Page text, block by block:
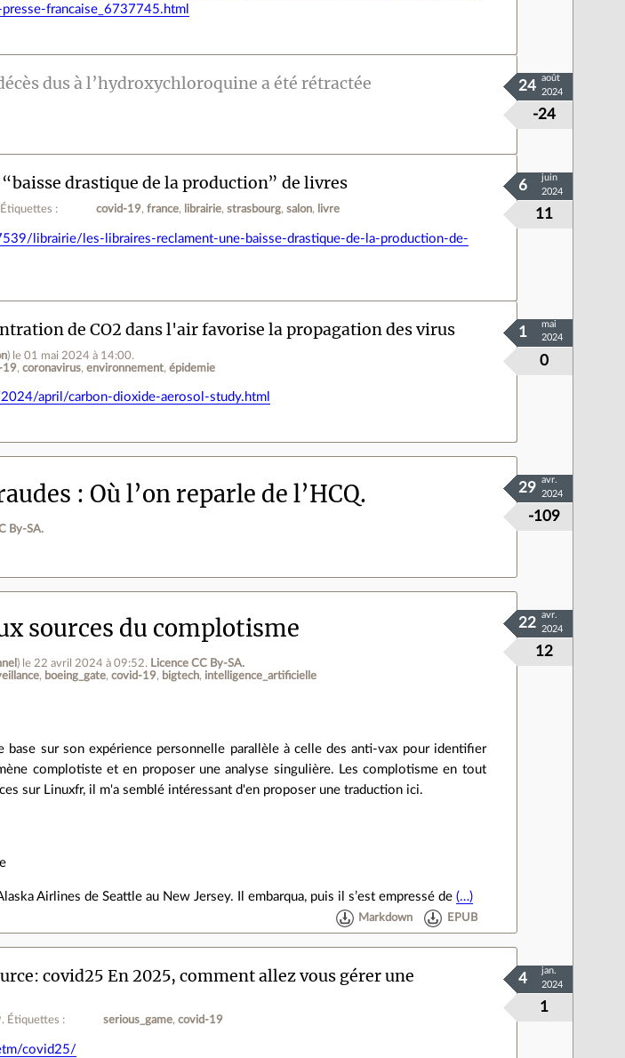
francaise_6737745.html
dus à l’hydroxychloroquine a été rétractée
-24
24
août
2024
drastique de la production” de livres
Étiquettes : covid-19 france librairie strasbourg salon livre 11
6
juin
2024
librairie/les-libraires-reclament-une-baisse-drastique-de-la-production-de-
de CO2 dans l'air favorise la propagation des virus
) le 01 mai 2024 à 14:00.
19 coronavirus environnement épidemie 0
1
mai
2024
april/carbon-dioxide-aerosol-study.html
: Où l’on reparle de l’HCQ.
By‑SA.
-109
29
avr.
2024
sources du complotisme
) le 22 avril 2024 à 09:52. Licence CC By‑SA.
boeing_gate covid-19 bigtech intelligence_artificielle
12
22
avr.
2024
sur son expérience personnelle parallèle à celle des anti-vax pour identifier
complotiste et en proposer une analyse singulière. Les complotisme en tout
sur Linuxfr, il m'a semblé intéressant d'en proposer une traduction ici.
Airlines de Seattle au New Jersey. Il embarqua, puis il s’est empressé de(…)
Markdown EPUB
covid25 En 2025, comment allez vous gérer une
. Étiquettes : serious_game covid-19
1
4
jan.
2024
covid25/